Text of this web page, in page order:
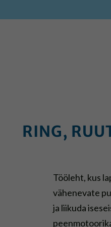
RING,
Tööleht, kus
vähenevate
ja liikuda